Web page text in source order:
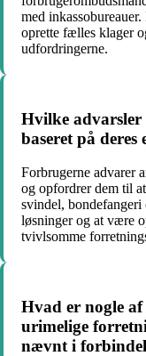
med
oprette fælles klager
udfordringerne.
Hvilke advarsler
baseret på
Forbrugerne advarer
og opfordrer dem til
svindel,
løsninger og at være
tvivlsomme
Hvad er nogle
urimelige
nævnt i